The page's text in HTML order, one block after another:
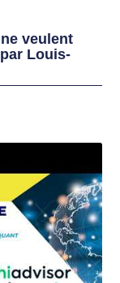
veulent
Louis-